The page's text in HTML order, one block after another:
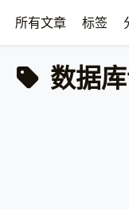
所有文章 标签
数据